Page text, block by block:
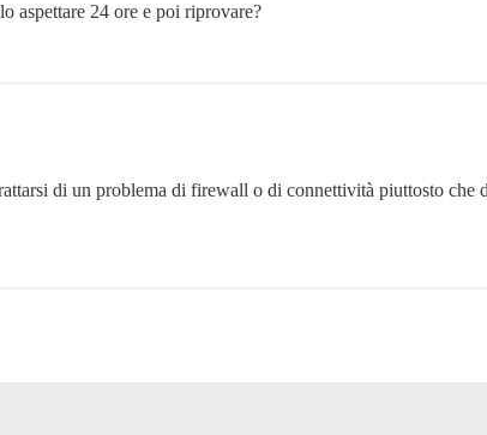
aspettare 24 ore e poi riprovare?
di un problema di firewall o di connettività piuttosto che